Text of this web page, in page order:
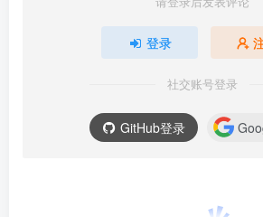
登录
社交账号登录
GitHub登录